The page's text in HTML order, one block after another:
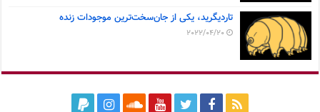
تاردیگرید، یکی از جان‌سخت‌ترین موجودات زنده
2022/04/20